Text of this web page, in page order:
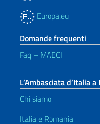
Europa.eu
Domande frequenti
Faq – MAECI
L’Ambasciata d’Italia
Chi siamo
Italia e Romania